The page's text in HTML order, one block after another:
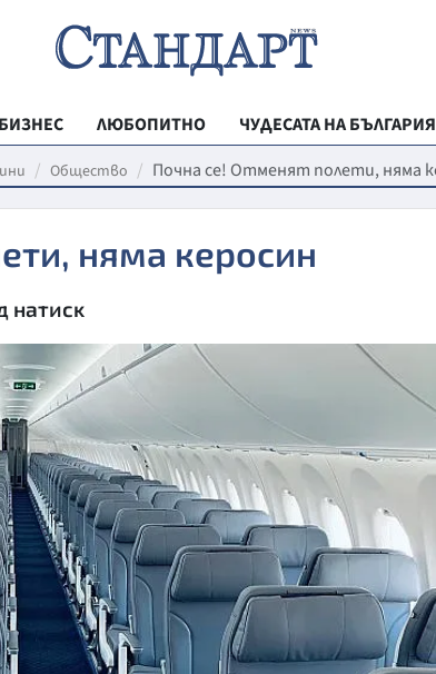
БИЗНЕС ЛЮБОПИТНО
ЧУДЕСАТА НА БЪЛГАРИЯ
РЕГИОНАЛНИ
ВЕСТНИК
МОЯТ ГРАД
ТЕХНОЛОГИИ
ДА!НА
ДА! НА
КУЛТУРА
ПРАВОСЪДИЕ
КРИМИ
Общество Почна се! Отменят полети, няма
няма керосин
нaтиcĸ